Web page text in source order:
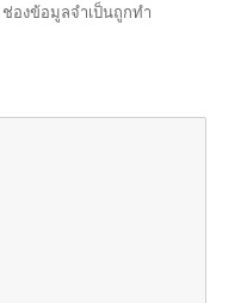
ช่องข้อมูลจำเป็นถูกทำ